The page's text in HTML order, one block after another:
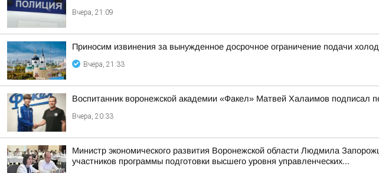
Вчера, 21:09
Приносим извинения за вынужденное досрочное ограничение подачи
Вчера, 21:33
Воспитанник воронежской академии «Факел» Матвей Халаимов подписал
Вчера, 20:33
Министр экономического развития Воронежской области Людмила
участников программы подготовки высшего уровня управленческих...